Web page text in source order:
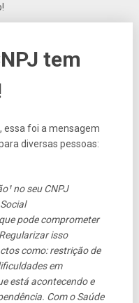
tem
essa foi a mensagem
diversas pessoas:
no seu CNPJ
pode comprometer
isso
como: restrição de
em
está acontecendo e
Com o Saúde